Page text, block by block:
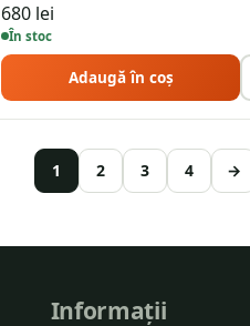
680 lei
În stoc
Adaugă în coș
1 2 3 4 →
Informații